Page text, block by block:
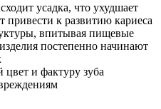
усадка, что ухудшает
привести к развитию кариеса
впитывая пищевые
постепенно начинают
и фактуру зуба